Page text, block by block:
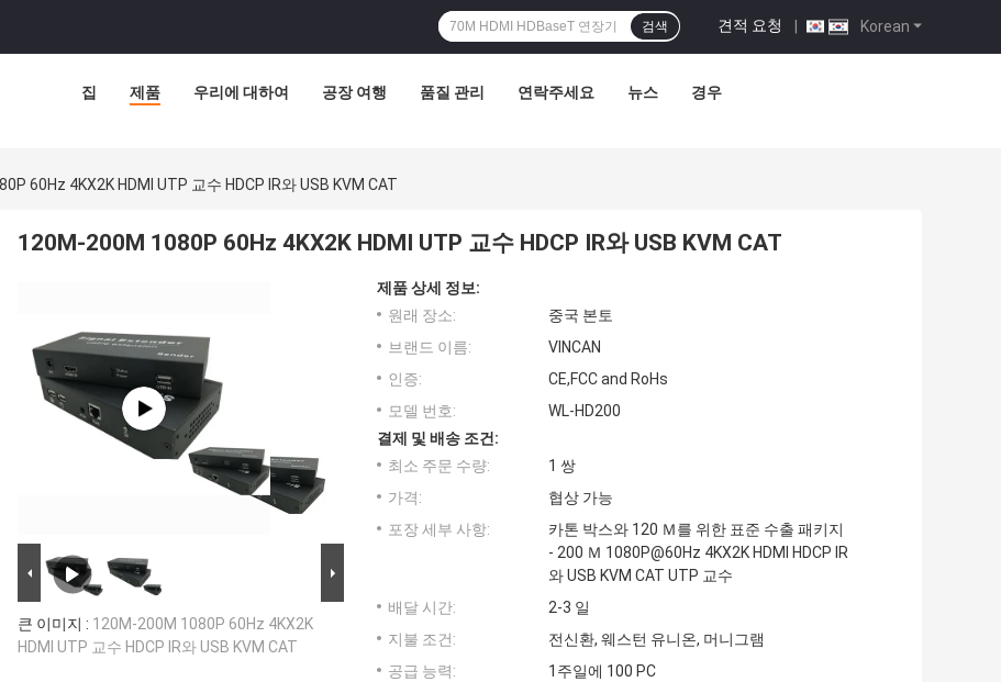
Korean
견적 요청 |
검색
집 제품 우리에 대하여 공장 여행 품질 관리 연락주세요 뉴스 경우
60Hz 4KX2K HDMI UTP 교수 HDCP IR와 USB KVM CAT
120M-200M 1080P 60Hz 4KX2K HDMI UTP 교수 HDCP IR와 USB KVM CAT
큰 이미지 : 120M-200M 1080P 60Hz 4KX2K
HDMI UTP 교수 HDCP IR와 USB KVM CAT
제품 상세 정보:
원래 장소:
중국 본토
브랜드 이름:
VINCAN
인증:
CE,FCC and RoHs
모델 번호:
WL-HD200
결제 및 배송 조건:
최소 주문 수량:
1 쌍
가격:
협상 가능
포장 세부 사항:
카톤 박스와 120 Ｍ를 위한 표준 수출 패키지
- 200 Ｍ 1080P@60Hz 4KX2K HDMI HDCP IR
와 USB KVM CAT UTP 교수
배달 시간:
2-3 일
지불 조건:
전신환, 웨스턴 유니온, 머니그램
공급 능력:
1주일에 100 PC